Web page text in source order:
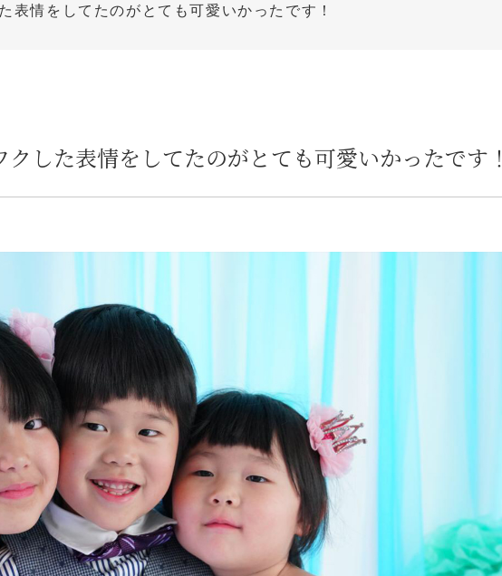
表情をしてたのがとても可愛いかったです！
した表情をしてたのがとても可愛いかったです！